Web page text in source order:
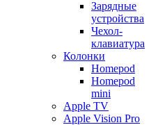
Зарядные
устройства
Чехол-
клавиатура
Колонки
Homepod
Homepod
mini
Apple TV
Apple Vision Pro